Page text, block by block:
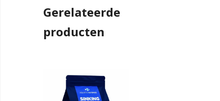
Gerelateerde
producten